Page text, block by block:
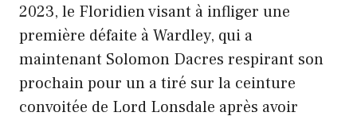
2023, le Floridien visant à infliger une
première défaite à Wardley, qui a
maintenant Solomon Dacres respirant son
prochain pour un a tiré sur la ceinture
convoitée de Lord Lonsdale après avoir